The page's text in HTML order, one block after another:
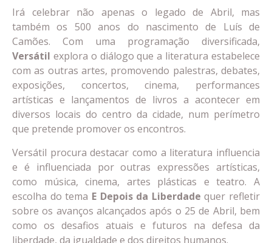
Irá celebrar não apenas o legado de Abril, mas
também os 500 anos do nascimento de Luís de
Camões. Com uma programação diversificada,
Versátil explora o diálogo que a literatura estabelece
com as outras artes, promovendo palestras, debates,
exposições, concertos, cinema, performances
artísticas e lançamentos de livros a acontecer em
diversos locais do centro da cidade, num perímetro
que pretende promover os encontros.
Versátil procura destacar como a literatura influencia
e é influenciada por outras expressões artísticas,
como música, cinema, artes plásticas e teatro. A
escolha do tema E Depois da Liberdade quer refletir
sobre os avanços alcançados após o 25 de Abril, bem
como os desafios atuais e futuros na defesa da
liberdade, da igualdade e dos direitos humanos.